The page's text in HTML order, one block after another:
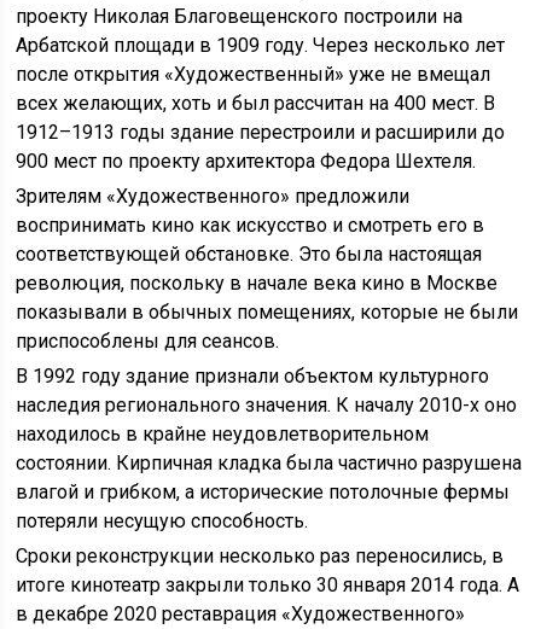
проекту Николая Благовещенского построили на
Арбатской площади в 1909 году. Через несколько лет
после открытия «Художественный» уже не вмещал
всех желающих, хоть и был рассчитан на 400 мест. В
1912–1913 годы здание перестроили и расширили до
900 мест по проекту архитектора Федора Шехтеля.
Зрителям «Художественного» предложили
воспринимать кино как искусство и смотреть его в
соответствующей обстановке. Это была настоящая
революция, поскольку в начале века кино в Москве
показывали в обычных помещениях, которые не были
приспособлены для сеансов.
В 1992 году здание признали объектом культурного
наследия регионального значения. К началу 2010-х оно
находилось в крайне неудовлетворительном
состоянии. Кирпичная кладка была частично разрушена
влагой и грибком, а исторические потолочные фермы
потеряли несущую способность.
Сроки реконструкции несколько раз переносились, в
итоге кинотеатр закрыли только 30 января 2014 года. А
в декабре 2020 реставрация «Художественного»